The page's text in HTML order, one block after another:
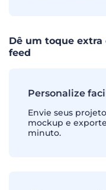
Dê um toque extra
feed
Personalize
Envie seus
mockup e
minuto.